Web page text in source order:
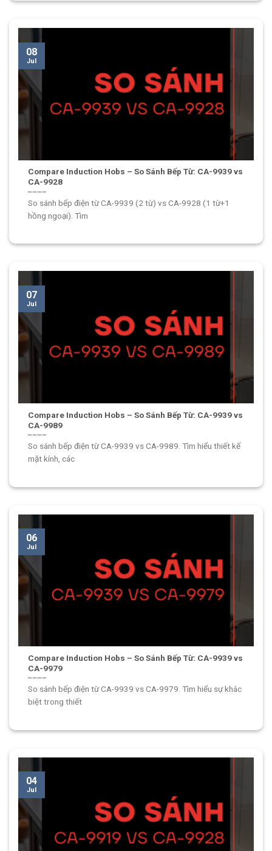
Compare Induction Hobs – So Sánh Bếp Từ: CA-9939 vs
CA-9928
So sánh bếp điện từ CA-9939 (2 từ) vs CA-9928 (1 từ+1
hồng ngoại). Tìm
08
Jul
Compare Induction Hobs – So Sánh Bếp Từ: CA-9939 vs
CA-9989
So sánh bếp điện từ CA-9939 vs CA-9989. Tìm hiểu thiết kế
mặt kính, các
07
Jul
Compare Induction Hobs – So Sánh Bếp Từ: CA-9939 vs
CA-9979
So sánh bếp điện từ CA-9939 vs CA-9979. Tìm hiểu sự khác
biệt trong thiết
06
Jul
04
Jul